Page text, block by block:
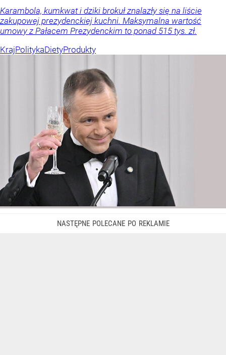
Karambola, kumkwat i dziki brokuł znalazły się na liście
zakupowej prezydenckiej kuchni. Maksymalna wartość
umowy z Pałacem Prezydenckim to ponad 515 tys. zł.
KrajPolitykaDietyProdukty